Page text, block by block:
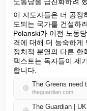
이 지도자들은 더 공정
도되는 국가를 건설하
Polanski가 이전 노동
격에 대해 더 능숙하게
정치적 분열의 다른 한
텍스트는 독자들이 제
합니다.
theguardian.com
The Guardian |